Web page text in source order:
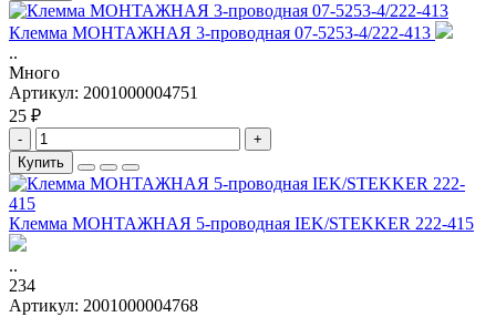
Клемма МОНТАЖНАЯ 3-проводная 07-5253-4/222-413
..
Много
Артикул: 2001000004751
25 ₽
-
+
Купить
Клемма МОНТАЖНАЯ 5-проводная IEK/STEKKER 222-415
..
234
Артикул: 2001000004768